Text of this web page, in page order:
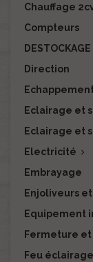
Chauffage
Compteurs
DESTOCKAGE
Direction
Echappement
Eclairage et
Eclairage et
Electricité 
Embrayage
Enjoliveurs
Equipement
Fermeture et
Feu éclairage